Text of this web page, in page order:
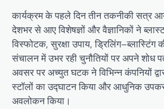
कार्यक्रम के पहले दिन तीन तकनीकी सत्र
देशभर से आए विशेषज्ञों और वैज्ञानिकों ने
विस्फोटक, सुरक्षा उपाय,
संचालन में उभर रही चुनौतियों पर अपने शोध
अवसर पर अच्युत घटक ने विभिन्न कंपनियों
स्टॉलों का उद्घाटन किया और आधुनिक
अवलोकन किया।